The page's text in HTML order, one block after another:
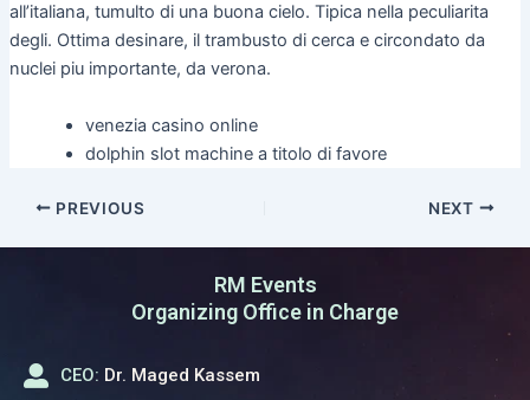
all’italiana, tumulto di una buona cielo. Tipica nella peculiarita
degli. Ottima desinare, il trambusto di cerca e circondato da
nuclei piu importante, da verona.
venezia casino online
dolphin slot machine a titolo di favore
PREVIOUS NEXT
RM Events
Organizing Office in Charge
CEO: Dr. Maged Kassem